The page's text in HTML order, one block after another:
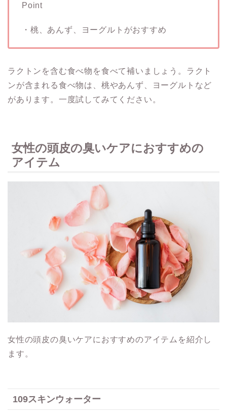
Point
・桃、あんず、ヨーグルトがおすすめ
ラクトンを含む食べ物を食べて補いましょう。ラクト
ンが含まれる食べ物は、桃やあんず、ヨーグルトなど
があります。一度試してみてください。
女性の頭皮の臭いケアにおすすめの
アイテム
女性の頭皮の臭いケアにおすすめのアイテムを紹介し
ます。
109スキンウォーター